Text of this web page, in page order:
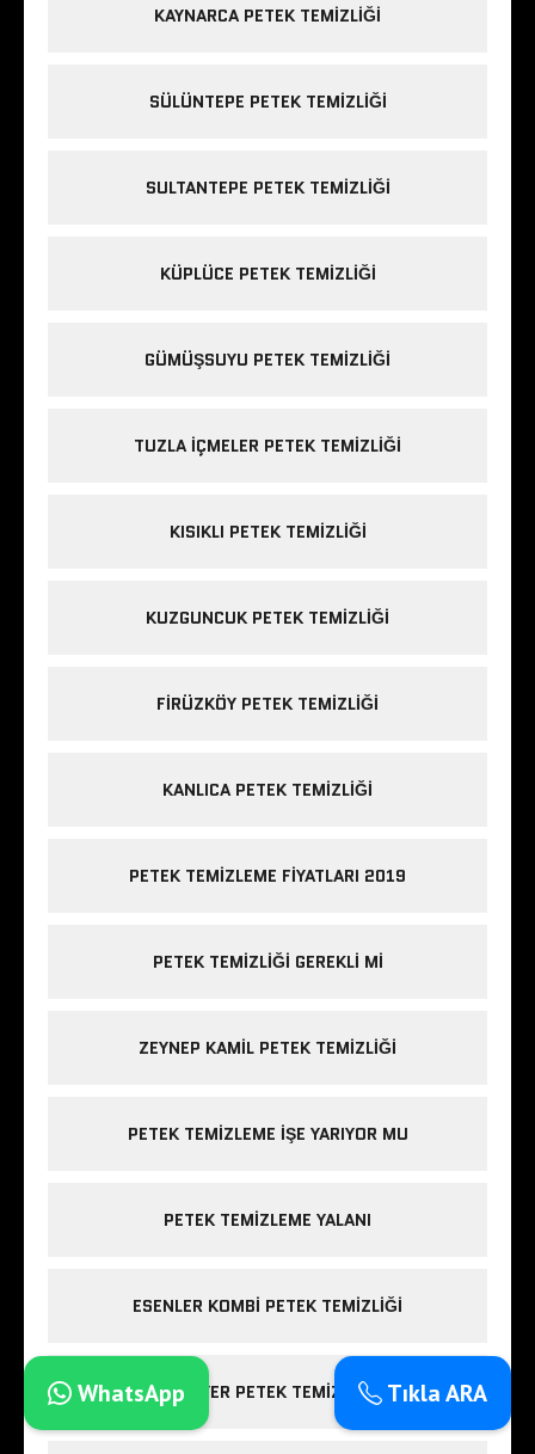
KAYNARCA PETEK TEMIZLIĞI
SÜLÜNTEPE PETEK TEMIZLIĞI
SULTANTEPE PETEK TEMIZLIĞI
KÜPLÜCE PETEK TEMIZLIĞI
GÜMÜŞSUYU PETEK TEMIZLIĞI
TUZLA IÇMELER PETEK TEMIZLIĞI
KISIKLI PETEK TEMIZLIĞI
KUZGUNCUK PETEK TEMIZLIĞI
FIRÜZKÖY PETEK TEMIZLIĞI
KANLICA PETEK TEMIZLIĞI
PETEK TEMIZLEME FIYATLARI 2019
PETEK TEMIZLIĞI GEREKLI MI
ZEYNEP KAMIL PETEK TEMIZLIĞI
PETEK TEMIZLEME IŞE YARIYOR MU
PETEK TEMIZLEME YALANI
ESENLER KOMBI PETEK TEMIZLIĞI
SARIYER PETEK TEMIZLIĞI Tıkla ARA
WhatsApp